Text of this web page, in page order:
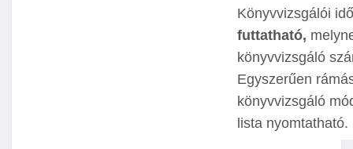
Könyvvizsgálói
futtatható,
könyvvizsgáló
Egyszerűen
könyvvizsgáló
lista nyomtatható.